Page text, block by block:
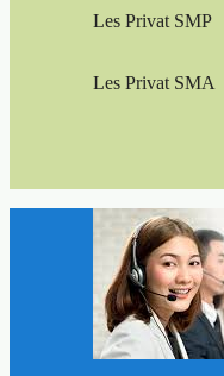
Les Privat SMP
Les Privat SMA